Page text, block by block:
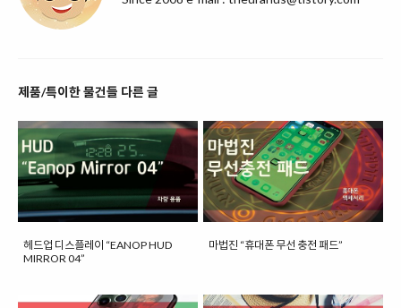
제품/특이한 물건들 다른 글
헤드업 디스플레이 “EANOP HUD
MIRROR 04”
마법진 “휴대폰 무선 충전 패드”